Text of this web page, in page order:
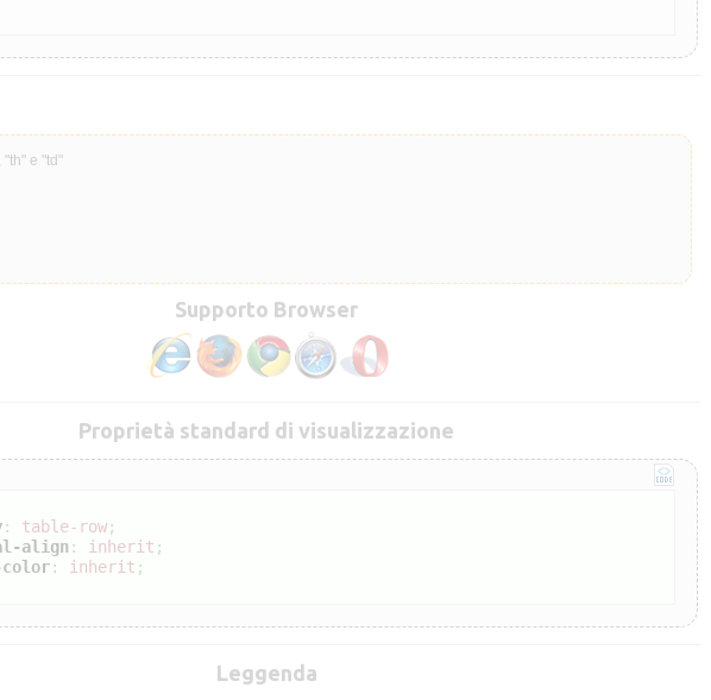
e "td"
Supporto Browser
Proprietà standard di visualizzazione
: table-row;
align : inherit ;
color: inherit ;
Leggenda